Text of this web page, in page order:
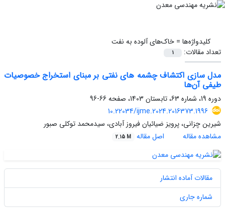
کلیدواژه‌ها =خاک‌های آلوده به نفت
تعداد مقالات:
1
مدل سازی اکتشاف چشمه های نفتی بر مبنای استخراج خصوصیات
طیفی آن‌ها
دوره 19، شماره 63، تابستان 1403، صفحه
66-96
10.22034/ijme.2024.2016373.1996
شیرین چزانی، پرویز ضیائیان فیروز آبادی، سیدمحمد توکلی صبور
مشاهده مقاله
اصل مقاله 2.15 M
مقالات آماده انتشار
شماره جاری